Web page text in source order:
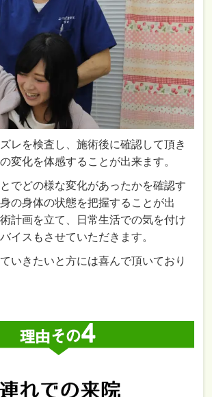
レを検査し、施術後に確認して頂き
変化を体感することが出来ます。
でどの様な変化があったかを確認す
の身体の状態を把握することが出
計画を立て、日常生活での気を付け
イスもさせていただきます。
いきたいと方には喜んで頂いており